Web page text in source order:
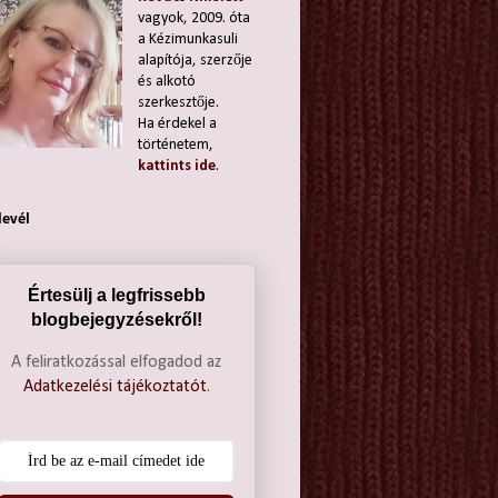
vagyok, 2009. óta
a Kézimunkasuli
alapítója, szerzője
és alkotó
szerkesztője.
Ha érdekel a
történetem,
kattints ide.
Értesülj a legfrissebb
blogbejegyzésekről!
A feliratkozással elfogadod az
Adatkezelési tájékoztatót.